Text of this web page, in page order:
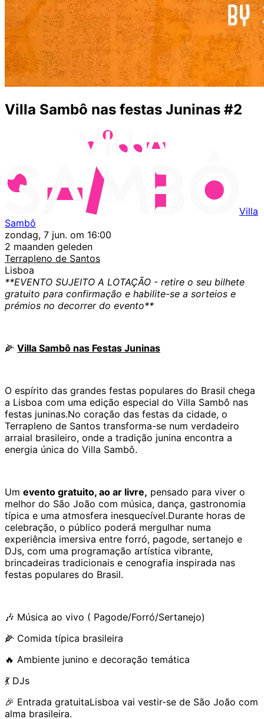
Villa Sambô nas festas Juninas #2
Villa
Sambô
zondag, 7 jun. om 16:00
2 maanden geleden
Terrapleno de Santos
Lisboa
**EVENTO SUJEITO A LOTAÇÃO - retire o seu bilhete
gratuito para confirmação e habilite-se a sorteios e
prémios no decorrer do evento**
🌽 Villa Sambô nas Festas Juninas
O espírito das grandes festas populares do Brasil chega
a Lisboa com uma edição especial do Villa Sambô nas
festas juninas.No coração das festas da cidade, o
Terrapleno de Santos transforma-se num verdadeiro
arraial brasileiro, onde a tradição junina encontra a
energia única do Villa Sambô.
Um evento gratuito, ao ar livre, pensado para viver o
melhor do São João com música, dança, gastronomia
típica e uma atmosfera inesquecível.Durante horas de
celebração, o público poderá mergulhar numa
experiência imersiva entre forró, pagode, sertanejo e
DJs, com uma programação artística vibrante,
brincadeiras tradicionais e cenografia inspirada nas
festas populares do Brasil.
🎶 Música ao vivo ( Pagode/Forró/Sertanejo)
🌽 Comida típica brasileira
🔥 Ambiente junino e decoração temática
💃 DJs
🎉 Entrada gratuitaLisboa vai vestir-se de São João com
alma brasileira.